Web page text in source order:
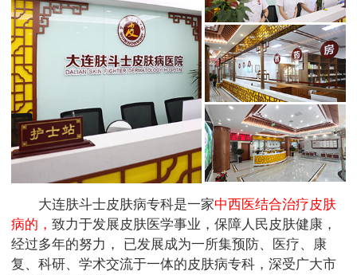
大连肤斗士皮肤病专科是一家中西医结合治疗皮肤
病的， 致力于发展皮肤医学事业，保障人民皮肤健康，
经过多年的努力， 已发展成为一所集预防、医疗、康
复、科研、学术交流于一体的皮肤病专科，深受广大市